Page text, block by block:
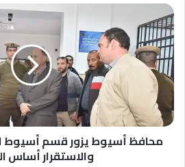
محافظ
أسيوط
يزور
قسم
أسيوط
الجديدة
ويؤكد
الامن
والاستقرار
أساس
محافظ أسيوط يزور قسم أسيوط
والاستقرار أساس